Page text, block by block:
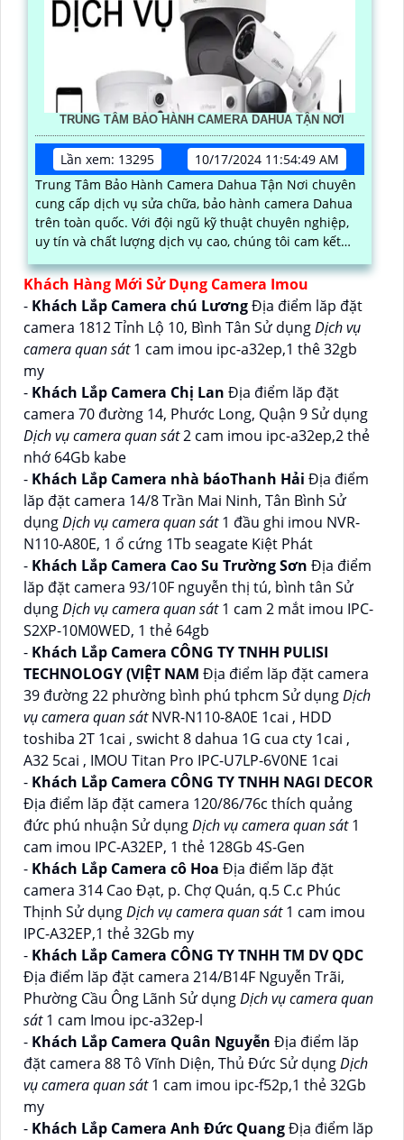
TRUNG TÂM BẢO HÀNH CAMERA DAHUA TẬN NƠI
Lần xem: 13295
10/17/2024 11:54:49 AM
Trung Tâm Bảo Hành Camera Dahua Tận Nơi chuyên
cung cấp dịch vụ sửa chữa, bảo hành camera Dahua
trên toàn quốc. Với đội ngũ kỹ thuật chuyên nghiệp,
uy tín và chất lượng dịch vụ cao, chúng tôi cam kết
Khách Hàng Mới Sử Dụng Camera Imou
- Khách Lắp Camera chú LươngĐịa điểm lăp đặt
camera 1812 Tỉnh Lộ 10, Bình Tân Sử dụngDịch vụ
camera quan sát1 cam imou ipc-a32ep,1 thê 32gb
my
- Khách Lắp Camera Chị Lan Địa điểm lăp đặt
camera 70 đường 14, Phước Long, Quận 9 Sử dụng
Dịch vụ camera quan sát2 cam imou ipc-a32ep,2 thẻ
nhớ 64Gb kabe
- Khách Lắp Camera nhà báoThanh Hải Địa điểm
lăp đặt camera 14/8 Trần Mai Ninh, Tân Bình Sử
dụngDịch vụ camera quan sát1 đầu ghi imou NVR-
N110-A80E, 1 ổ cứng 1Tb seagate Kiệt Phát
- Khách Lắp Camera Cao Su Trường Sơn Địa điểm
lăp đặt camera 93/10F nguyễn thị tú, bình tân Sử
dụngDịch vụ camera quan sát1 cam 2 mắt imou IPC-
S2XP-10M0WED, 1 thẻ 64gb
- Khách Lắp Camera CÔNG TY TNHH PULISI
TECHNOLOGY (VIỆT NAM Địa điểm lăp đặt camera
39 đường 22 phường bình phú tphcm Sử dụngDịch
vụ camera quan sátNVR-N110-8A0E 1cai , HDD
toshiba 2T 1cai , swicht 8 dahua 1G cua cty 1cai ,
A32 5cai , IMOU Titan Pro IPC-U7LP-6V0NE 1cai
- Khách Lắp Camera CÔNG TY TNHH NAGI DECOR
Địa điểm lăp đặt camera 120/86/76c thích quảng
đức phú nhuận Sử dụngDịch vụ camera quan sát1
cam imou IPC-A32EP, 1 thẻ 128Gb 4S-Gen
- Khách Lắp Camera cô Hoa Địa điểm lăp đặt
camera 314 Cao Đạt, p. Chợ Quán, q.5 C.c Phúc
Thịnh Sử dụngDịch vụ camera quan sát1 cam imou
IPC-A32EP,1 thẻ 32Gb my
- Khách Lắp Camera CÔNG TY TNHH TM DV QDC
Địa điểm lăp đặt camera 214/B14F Nguyễn Trãi,
Phường Cầu Ông Lãnh Sử dụngDịch vụ camera quan
sát1 cam Imou ipc-a32ep-l
- Khách Lắp Camera Quân Nguyễn Địa điểm lăp
đặt camera 88 Tô Vĩnh Diện, Thủ Đức Sử dụngDịch
vụ camera quan sát1 cam imou ipc-f52p,1 thẻ 32Gb
my
- Khách Lắp Camera Anh Đức QuangĐịa điểm lăp